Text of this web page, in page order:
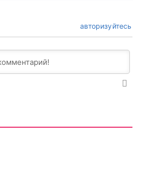
авторизуйтесь